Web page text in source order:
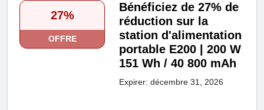
27%
OFFRE
Bénéficiez de 27% de
réduction sur la
station d'alimentation
portable E200 | 200 W
151 Wh / 40 800 mAh
Expirer: décembre 31, 2026